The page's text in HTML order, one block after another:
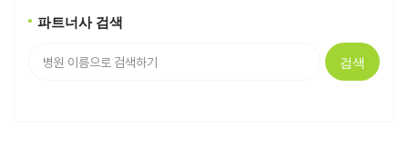
파트너사 검색
검색